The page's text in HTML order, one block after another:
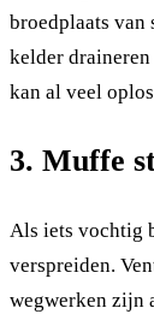
broedplaats van
kelder
kan al veel
3. Muffe
Als iets vochtig
verspreiden.
wegwerken zijn